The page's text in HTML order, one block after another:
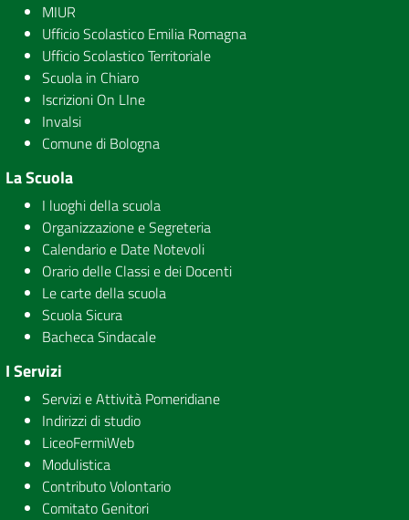
MIUR
Ufficio Scolastico Emilia Romagna
Ufficio Scolastico Territoriale
Scuola in Chiaro
Iscrizioni On LIne
Invalsi
Comune di Bologna
La Scuola
I luoghi della scuola
Organizzazione e Segreteria
Calendario e Date Notevoli
Orario delle Classi e dei Docenti
Le carte della scuola
Scuola Sicura
Bacheca Sindacale
I Servizi
Servizi e Attività Pomeridiane
Indirizzi di studio
LiceoFermiWeb
Modulistica
Contributo Volontario
Comitato Genitori